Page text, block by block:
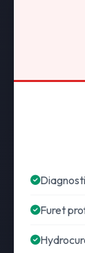
Furet